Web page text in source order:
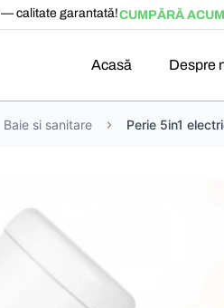
calitate garantată!CUMPĂRĂ ACUM
Acasă Despre
Baie si sanitare Perie 5in1